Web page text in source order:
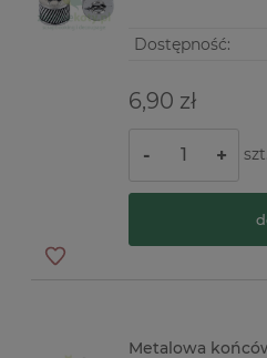
Dostępność:
6,90 zł
- + szt.
Metalowa